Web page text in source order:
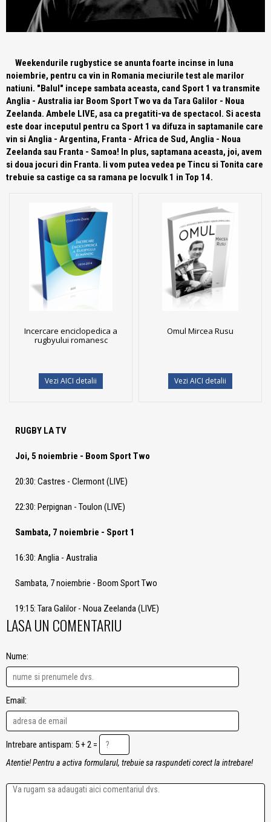
Weekendurile rugbystice se anunta foarte incinse in luna
noiembrie, pentru ca vin in Romania meciurile test ale marilor
natiuni. "Balul" incepe sambata aceasta, cand Sport 1 va transmite
Anglia - Australia iar Boom Sport Two va da Tara Galilor - Noua
Zeelanda. Ambele LIVE, asa ca pregatiti-va de spectacol. Si acesta
este doar inceputul pentru ca Sport 1 va difuza in saptamanile care
vin si Anglia - Argentina, Franta - Africa de Sud, Anglia - Noua
Zeelanda sau Franta - Samoa! In plus, saptamana aceasta, joi, avem
si doua jocuri din Franta. Ii vom putea vedea pe Tincu si Tonita care
trebuie sa castige ca sa ramana pe locvulk 1 in Top 14.
Incercare enciclopedica a
rugbyului romanesc
Vezi AICI detalii
Omul Mircea Rusu
Vezi AICI detalii
RUGBY LA TV
Joi, 5 noiembrie - Boom Sport Two
20:30: Castres - Clermont (LIVE)
22:30: Perpignan - Toulon (LIVE)
Sambata, 7 noiembrie - Sport 1
16:30: Anglia - Australia
Sambata, 7 noiembrie - Boom Sport Two
19:15: Tara Galilor - Noua Zeelanda (LIVE)
LASA UN COMENTARIU
Nume:
Email:
Intrebare antispam: 5 + 2 =
Atentie! Pentru a activa formularul, trebuie sa raspundeti corect la intrebare!